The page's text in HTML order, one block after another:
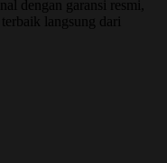
dengan garansi resmi,
langsung dari